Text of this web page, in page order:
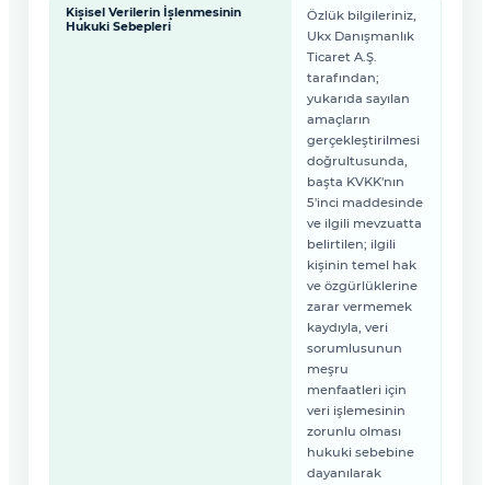
Kişisel Verilerin İşlenmesinin
Hukuki Sebepleri
Özlük bilgileriniz,
Ukx Danışmanlık
Ticaret A.Ş.
tarafından;
yukarıda sayılan
amaçların
gerçekleştirilmesi
doğrultusunda,
başta KVKK'nın
5'inci maddesinde
ve ilgili mevzuatta
belirtilen; ilgili
kişinin temel hak
ve özgürlüklerine
zarar vermemek
kaydıyla, veri
sorumlusunun
meşru
menfaatleri için
veri işlemesinin
zorunlu olması
hukuki sebebine
dayanılarak